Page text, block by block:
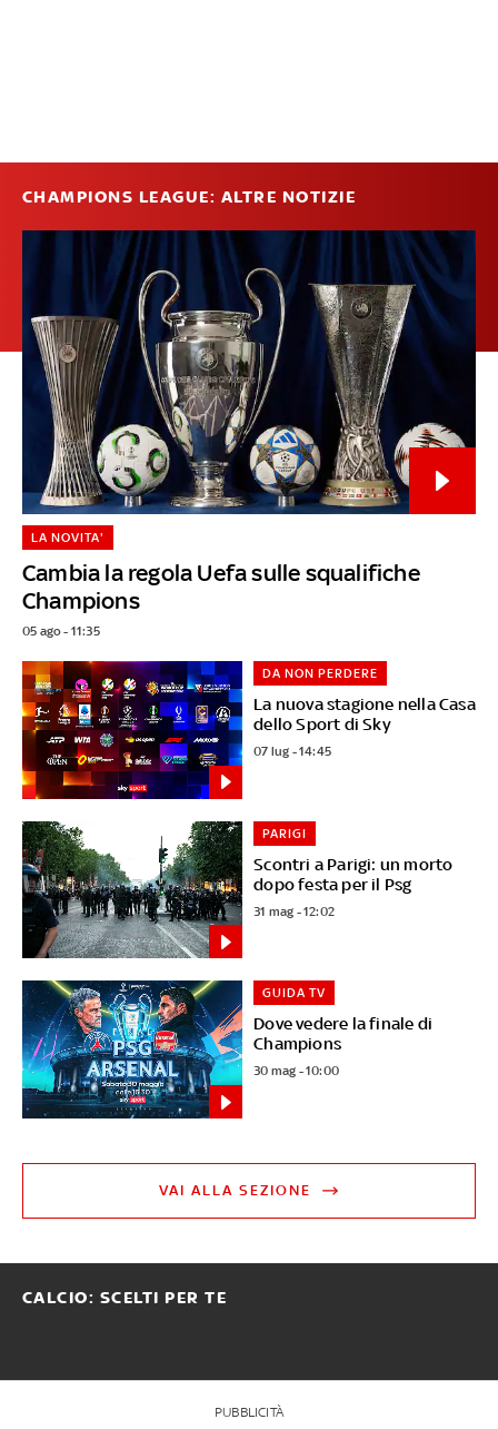
CHAMPIONS LEAGUE: ALTRE NOTIZIE
Cambia la regola Uefa sulle squalifiche
Champions
LA NOVITA'
05 ago - 11:35
La nuova stagione nella Casa
dello Sport di Sky
DA NON PERDERE
07 lug - 14:45
Scontri a Parigi: un morto
dopo festa per il Psg
PARIGI
31 mag - 12:02
Dove vedere la finale di
Champions
GUIDA TV
30 mag - 10:00
VAI ALLA SEZIONE
CALCIO: SCELTI PER TE
PUBBLICITÀ